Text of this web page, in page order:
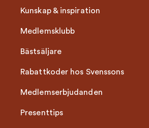
Kunskap & inspiration
Medlemsklubb
Bästsäljare
Rabattkoder hos Svenssons
Medlemserbjudanden
Presenttips